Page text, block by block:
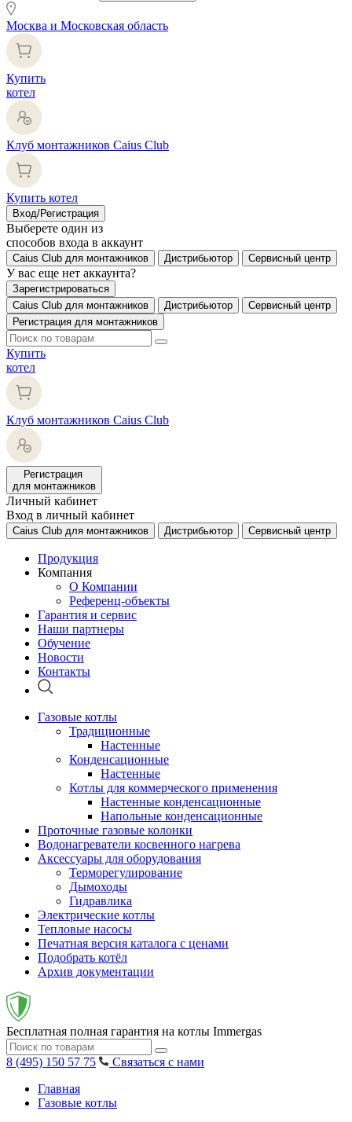
Москва и Московская область
Купить
котел
Клуб монтажников Caius Club
Купить котел
Вход/Регистрация
Выберете один из
способов входа в аккаунт
Caius Club для монтажников Дистрибьютор Сервисный центр
У вас еще нет аккаунта?
Зарегистрироваться
Caius Club для монтажников
Дистрибьютор
Сервисный центр
Регистрация для монтажников
Купить
котел
Клуб монтажников Caius Club
Регистрация
для монтажников
Личный кабинет
Вход в личный кабинет
Caius Club для монтажников Дистрибьютор Сервисный центр
Продукция
Компания
О Компании
Референц-объекты
Гарантия и сервис
Наши партнеры
Обучение
Новости
Контакты
Газовые котлы
Традиционные
Настенные
Конденсационные
Настенные
Котлы для коммерческого применения
Настенные конденсационные
Напольные конденсационные
Проточные газовые колонки
Водонагреватели косвенного нагрева
Аксессуары для оборудования
Терморегулирование
Дымоходы
Гидравлика
Электрические котлы
Тепловые насосы
Печатная версия каталога с ценами
Подобрать котёл
Архив документации
Бесплатная полная гарантия на котлы Immergas
8 (495) 150 57 75
Связаться с нами
Главная
Газовые котлы